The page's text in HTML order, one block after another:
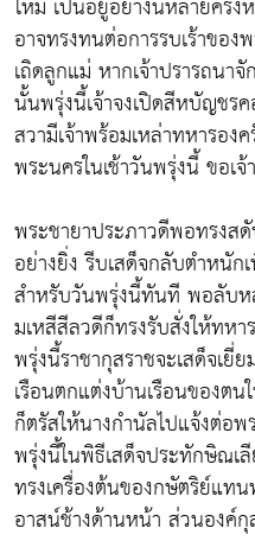
อาจทรงทนต่อการรบเร้าของ
เถิดลูกแม่ หากเจ้าปรารถนา
นั้นพรุ่งนี้เจ้าจงเปิดสีหบัญชร
สวามีเจ้าพร้อมเหล่าทหารอ
พระนครในเช้าวันพรุ่งนี้ ขอเจ้
พระชายาประภาวดีพอทรงส
อย่างยิ่ง รีบเสด็จกลับตำหนัก
สำหรับวันพรุ่งนี้ทันที พอลับ
มเหสีสีลวดีก็ทรงรับสั่งให้ทห
พรุ่งนี้ราชากุสราชจะเสด็จเ
เรือนตกแต่งบ้านเรือนของต
ก็ตรัสให้นางกำนัลไปแจ้งต่อ
พรุ่งนี้ในพิธีเสด็จประทักษิณ
ทรงเครื่องต้นของกษัตริย์แท
อาสน์ช้างด้านหน้า ส่วนองค์